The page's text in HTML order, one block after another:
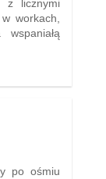
z licznymi
workach,
po ośmiu